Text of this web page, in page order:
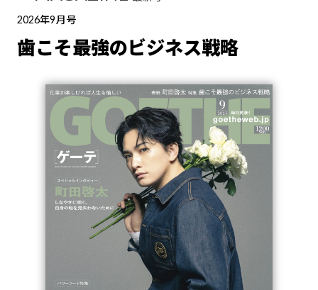
2026年9月号
歯こそ最強のビジネス戦略